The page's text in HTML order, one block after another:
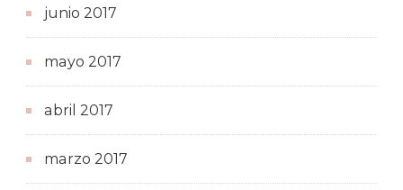
junio 2017
mayo 2017
abril 2017
marzo 2017